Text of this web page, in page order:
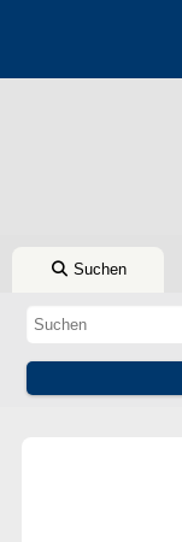
Suchen